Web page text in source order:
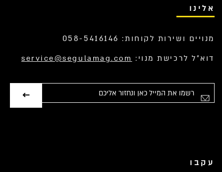
אלינו
מנויים ושירות לקוחות: 058-5416146
דוא”ל לרכישת מנוי: service@segulamag.com
אימייל
עקבו